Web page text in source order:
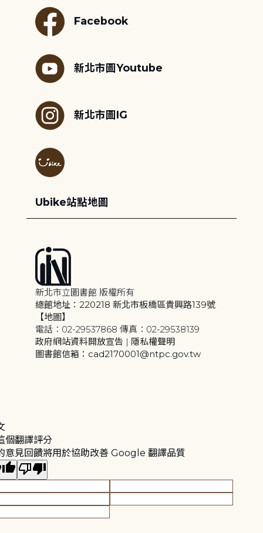
Facebook
新北市圖Youtube
新北市圖IG
Ubike站點地圖
新北市立圖書館 版權所有
總館地址：220218 新北市板橋區貴興路139號
【地圖】
電話：02-29537868 傳真：02-29538139
政府網站資料開放宣告 | 隱私權聲明
圖書館信箱：cad2170001@ntpc.gov.tw
個翻譯評分
意見回饋將用於協助改善 Google 翻譯品質